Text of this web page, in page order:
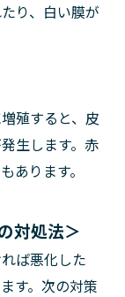
り、白い膜が
殖すると、皮
生します。赤
あります。
対処法＞
ば悪化した
す。次の対策